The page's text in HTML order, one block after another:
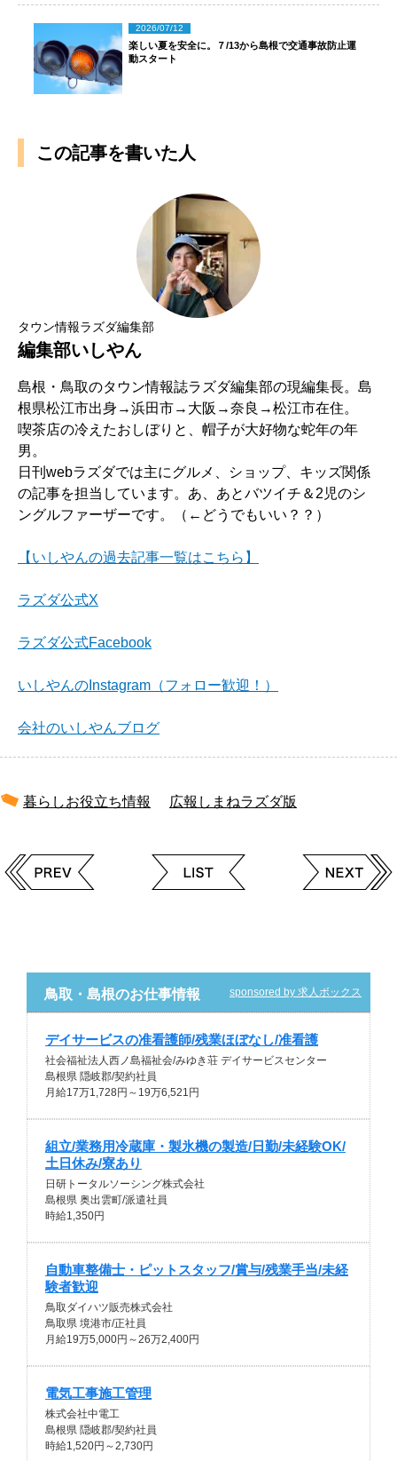
2026/07/12
楽しい夏を安全に。７/13から島根で交通事故防止運
動スタート
この記事を書いた人
タウン情報ラズダ編集部
編集部いしやん
島根・鳥取のタウン情報誌ラズダ編集部の現編集長。島
根県松江市出身→浜田市→大阪→奈良→松江市在住。
喫茶店の冷えたおしぼりと、帽子が大好物な蛇年の年
男。
日刊webラズダでは主にグルメ、ショップ、キッズ関係
の記事を担当しています。あ、あとバツイチ＆2児のシ
ングルファーザーです。（←どうでもいい？？）
【いしやんの過去記事一覧はこちら】
ラズダ公式X
ラズダ公式Facebook
いしやんのInstagram（フォロー歓迎！）
会社のいしやんブログ
暮らしお役立ち情報 広報しまねラズダ版
鳥取・島根のお仕事情報 sponsored by 求人ボックス
デイサービスの准看護師/残業ほぼなし/准看護
社会福祉法人西ノ島福祉会/みゆき荘 デイサービスセンター
島根県 隠岐郡/契約社員
月給17万1,728円～19万6,521円
組立/業務用冷蔵庫・製氷機の製造/日勤/未経験OK/
土日休み/寮あり
日研トータルソーシング株式会社
島根県 奥出雲町/派遣社員
時給1,350円
自動車整備士・ピットスタッフ/賞与/残業手当/未経
験者歓迎
鳥取ダイハツ販売株式会社
鳥取県 境港市/正社員
月給19万5,000円～26万2,400円
電気工事施工管理
株式会社中電工
島根県 隠岐郡/契約社員
時給1,520円～2,730円